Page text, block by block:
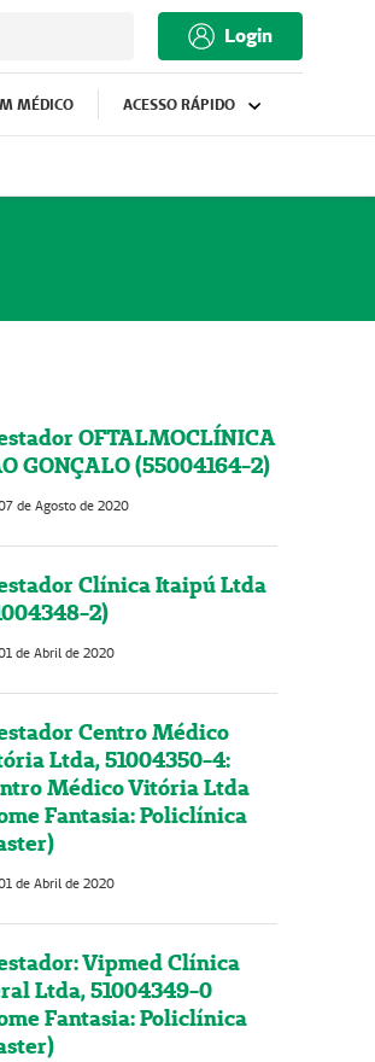
Login
MÉDICO ACESSO RÁPIDO
OFTALMOCLÍNICA
GONÇALO (55004164-2)
de Agosto de 2020
Clínica Itaipú Ltda
2)
de Abril de 2020
Centro Médico
Ltda, 51004350-4:
Médico Vitória Ltda
Fantasia: Policlínica
de Abril de 2020
Vipmed Clínica
Ltda, 51004349-0
Fantasia: Policlínica